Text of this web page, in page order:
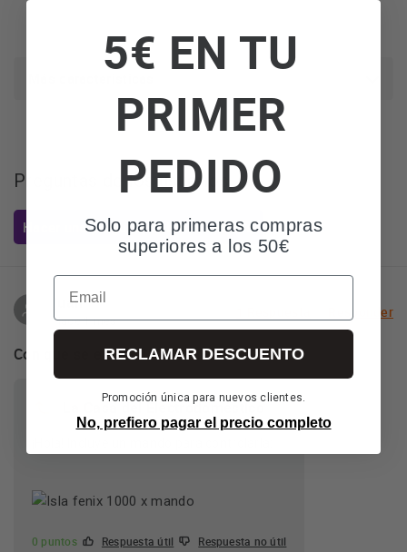
Preguntas de los usuarios
Hacer una pregunta sobre el artículo
juan
Hace 1 mes
Responder
Con que se enciende el estrator
La Casa del Electrodoméstico
0 puntos Respuesta útil Respuesta no útil
5€ EN TU
PRIMER
PEDIDO
Solo para primeras compras
superiores a los 50€
Email
RECLAMAR DESCUENTO
Promoción única para nuevos clientes.
No, prefiero pagar el precio completo